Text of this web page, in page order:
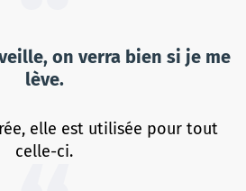
on verra bien si je me
lève.
elle est utilisée pour tout
celle-ci.